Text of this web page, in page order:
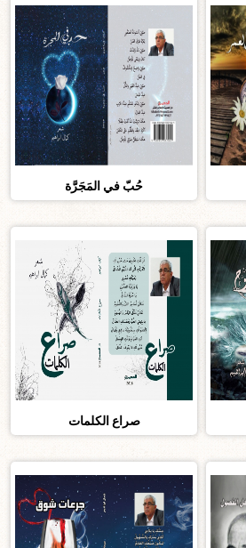
حُبّ في المَجَرَّة
صراع الكلمات